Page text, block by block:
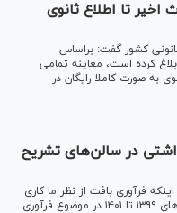
تا اطلاع ثانوی
کشور گفت: براساس
کرده است، معاینه تمامی
به صورت کاملا رایگان در
در سالن‌های تشریح
فرآوری بافت از نظر ما کاری
اعتقادی و فرهنگی است، گفت: در فاصله سال‌های ۱۳۹۹ تا ۱۴۰۱ در موضوع فرآوری